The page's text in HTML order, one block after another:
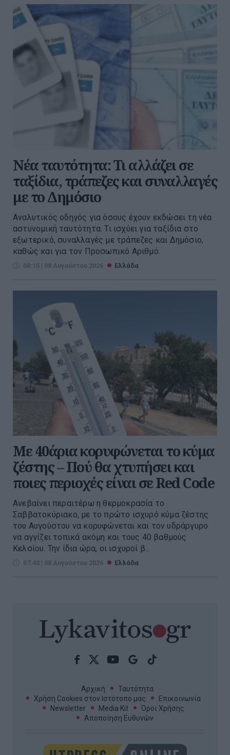
Νέα ταυτότητα: Τι αλλάζει σε
ταξίδια, τράπεζες και συναλλαγές
με το Δημόσιο
Αναλυτικός οδηγός για όσους έχουν εκδώσει τη νέα
αστυνομική ταυτότητα. Τι ισχύει για ταξίδια στο
εξωτερικό, συναλλαγές με τράπεζες και Δημόσιο,
καθώς και για τον Προσωπικό Αριθμό.
08:15 | 08 Αυγούστου 2026 Ελλάδα
Με 40άρια κορυφώνεται το κύμα
ζέστης – Πού θα χτυπήσει και
ποιες περιοχές είναι σε Red Code
Ανεβαίνει περαιτέρω η θερμοκρασία το
Σαββατοκύριακο, με το πρώτο ισχυρό κύμα ζέστης
του Αυγούστου να κορυφώνεται και τον υδράργυρο
να αγγίζει τοπικά ακόμη και τους 40 βαθμούς
Κελσίου. Την ίδια ώρα, οι ισχυροί β...
07:48 | 08 Αυγούστου 2026 Ελλάδα
Αρχική
Ταυτότητα
Χρήση Cookies στον Ιστότοπο μας
Επικοινωνία
Newsletter
Media Kit
Όροι Χρήσης
Αποποίηση Ευθυνών